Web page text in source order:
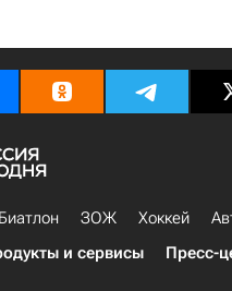
Биатлон ЗОЖ Хоккей
и сервисы Пресс-